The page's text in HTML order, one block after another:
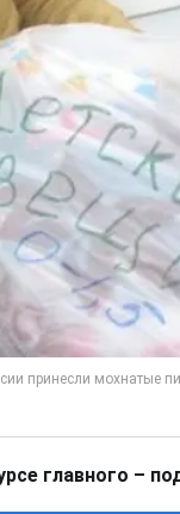
главного –